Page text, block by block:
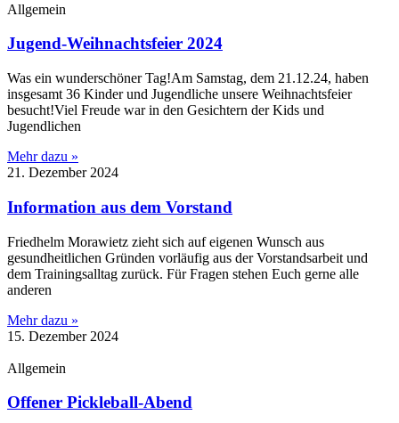
Allgemein
Jugend-Weihnachtsfeier 2024
Was ein wunderschöner Tag!Am Samstag, dem 21.12.24, haben
insgesamt 36 Kinder und Jugendliche unsere Weihnachtsfeier
besucht!Viel Freude war in den Gesichtern der Kids und
Jugendlichen
Mehr dazu »
21. Dezember 2024
Information aus dem Vorstand
Friedhelm Morawietz zieht sich auf eigenen Wunsch aus
gesundheitlichen Gründen vorläufig aus der Vorstandsarbeit und
dem Trainingsalltag zurück. Für Fragen stehen Euch gerne alle
anderen
Mehr dazu »
15. Dezember 2024
Allgemein
Offener Pickleball-Abend